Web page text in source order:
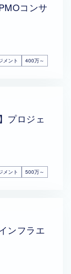
コンサ
メント 400万～
プロジェ
メント 500万～
ンフラエ